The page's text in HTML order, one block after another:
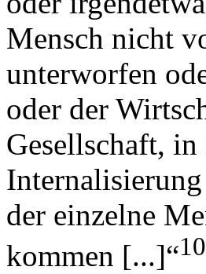
Mensch nicht
unterworfen
oder der
Gesellschaft,
der einzelne
kommen [...]“